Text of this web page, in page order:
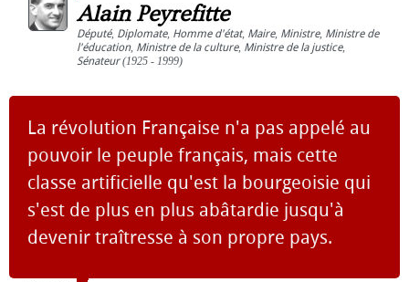
Alain Peyrefitte
Député, Diplomate, Homme d'état, Maire, Ministre, Ministre de
l'éducation, Ministre de la culture, Ministre de la justice,
Sénateur(1925 - 1999)
La révolution Française n'a pas appelé au
pouvoir le peuple français, mais cette
classe artificielle qu'est la bourgeoisie qui
s'est de plus en plus abâtardie jusqu'à
devenir traîtresse à son propre pays.